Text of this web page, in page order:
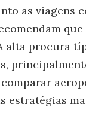
as viagens
que
alta procura
estratégias